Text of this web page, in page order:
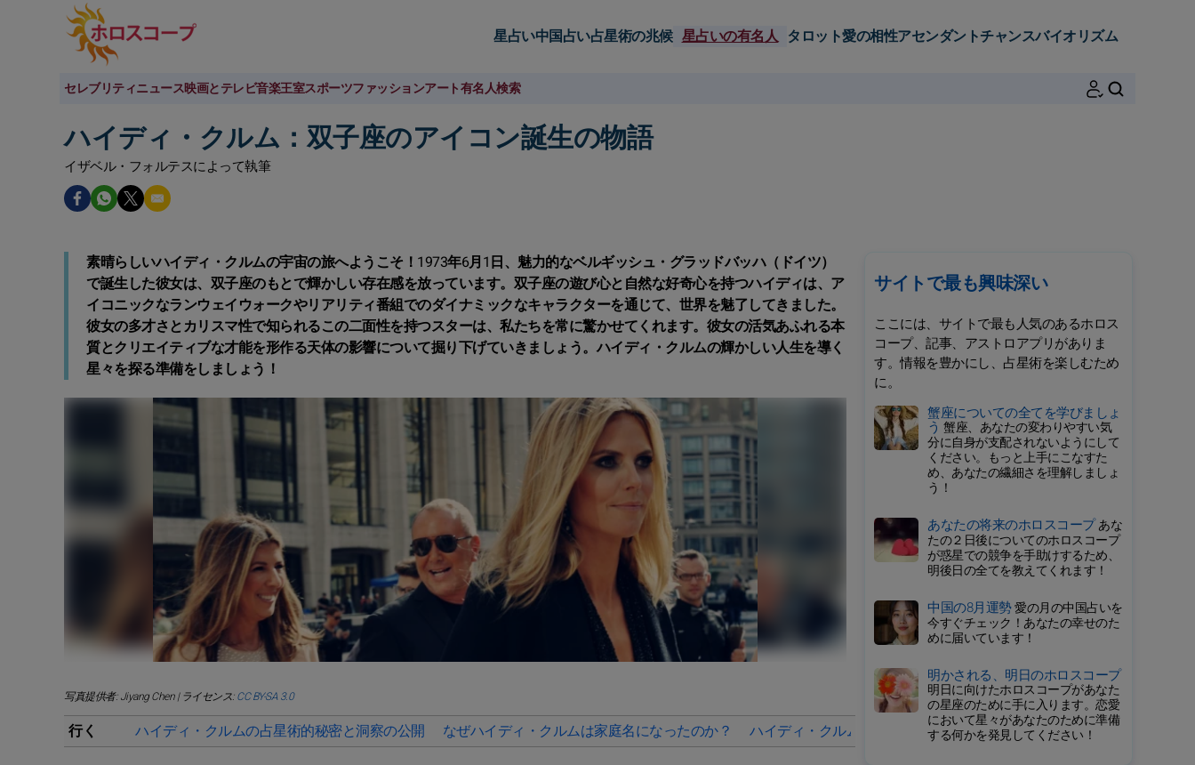
星占い中国占い占星術の兆候 星占いの有名人 タロット愛の相性アセンダントチャンスバイオリズム
セレブリティニュース映画とテレビ音楽王室スポーツファッションアート有名人検索
ハイディ・クルム：双子座のアイコン誕生の物語
イザベル・フォルテスによって執筆
素晴らしいハイディ・クルムの宇宙の旅へようこそ！1973年6月1日、魅力的なベルギッシュ・グラッドバッハ（ドイツ）
で誕生した彼女は、双子座のもとで輝かしい存在感を放っています。双子座の遊び心と自然な好奇心を持つハイディは、ア
イコニックなランウェイウォークやリアリティ番組でのダイナミックなキャラクターを通じて、世界を魅了してきました。
彼女の多才さとカリスマ性で知られるこの二面性を持つスターは、私たちを常に驚かせてくれます。彼女の活気あふれる本
質とクリエイティブな才能を形作る天体の影響について掘り下げていきましょう。ハイディ・クルムの輝かしい人生を導く
星々を探る準備をしましょう！
写真提供者: Jiyang Chen | ライセンス:CC BY-SA 3.0
行く ハイディ・クルムの占星術的秘密と洞察の公開 なぜハイディ・クルムは家庭名になったのか？ ハイディ・クルムはファッション業界にどのような影響を与えたか？
サイトで最も興味深い
ここには、サイトで最も人気のあるホロス
コープ、記事、アストロアプリがありま
す。情報を豊かにし、占星術を楽しむため
に。
蟹座についての全てを学びましょ
う 蟹座、あなたの変わりやすい気
分に自身が支配されないようにして
ください。もっと上手にこなすた
め、あなたの繊細さを理解しましょ
う！
あなたの将来のホロスコープあな
たの２日後についてのホロスコープ
が惑星での競争を手助けするため、
明後日の全てを教えてくれます！
中国の8月運勢愛の月の中国占いを
今すぐチェック！あなたの幸せのた
めに届いています！
明かされる、明日のホロスコープ
明日に向けたホロスコープがあなた
の星座のために手に入ります。恋愛
において星々があなたのために準備
する何かを発見してください！